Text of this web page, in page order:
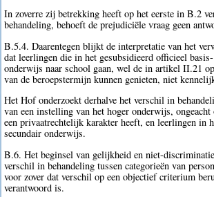
In zoverre zij betrekking heeft op het eerste in B.2
behandeling, behoeft de prejudiciële vraag geen
B.5.4. Daarentegen blijkt de interpretatie van het
dat leerlingen die in het gesubsidieerd officieel
onderwijs naar school gaan, wel de in artikel II.21
van de beroepstermijn kunnen genieten, niet
Het Hof onderzoekt derhalve het verschil in
van een instelling van het hoger onderwijs,
een privaatrechtelijk karakter heeft, en leerlingen in
secundair onderwijs.
B.6. Het beginsel van gelijkheid en niet-
verschil in behandeling tussen categorieën van
voor zover dat verschil op een objectief criterium
verantwoord is.